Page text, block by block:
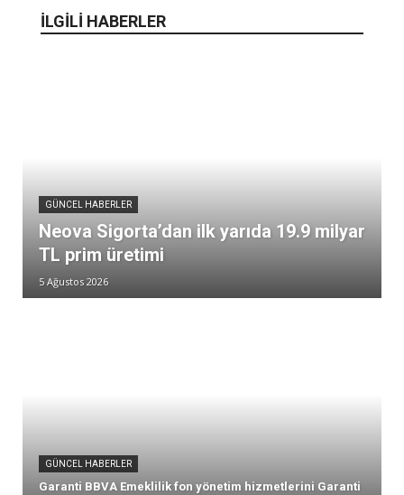
İLGİLİ HABERLER
GÜNCEL HABERLER
Neova Sigorta’dan ilk yarıda 19.9 milyar
TL prim üretimi
5 Ağustos 2026
GÜNCEL HABERLER
Garanti BBVA Emeklilik fon yönetim hizmetlerini Garanti